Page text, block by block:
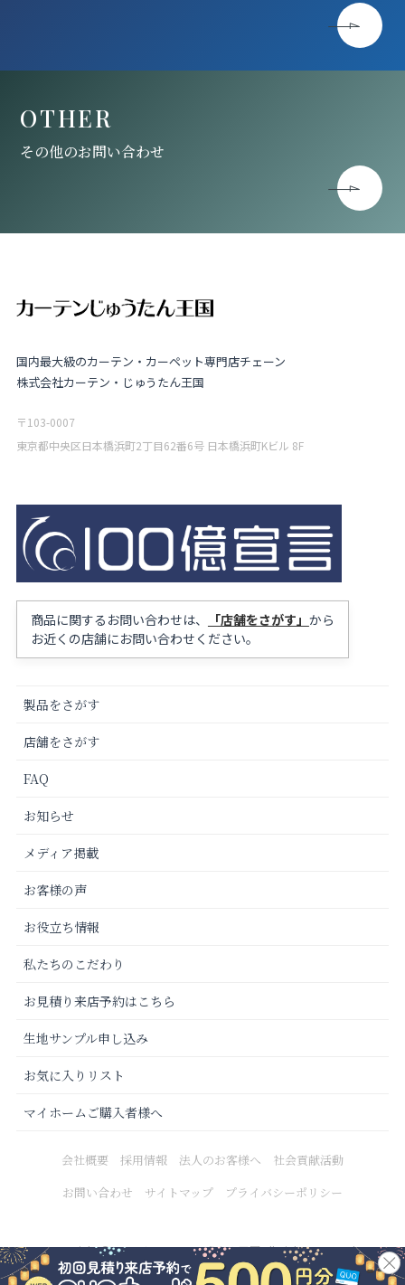
OTHER
その他のお問い合わせ
国内最大級のカーテン・カーペット専門店チェーン
株式会社カーテン・じゅうたん王国
〒103-0007
東京都中央区日本橋浜町2丁目62番6号 日本橋浜町Kビル 8F
商品に関するお問い合わせは、 「店舗をさがす」 から
お近くの店舗にお問い合わせください。
製品をさがす
店舗をさがす
FAQ
お知らせ
メディア掲載
お客様の声
お役立ち情報
私たちのこだわり
お見積り来店予約はこちら
生地サンプル申し込み
お気に入りリスト
マイホームご購入者様へ
会社概要 採用情報 法人のお客様へ
社会貢献活動
お問い合わせ
サイトマップ プライバシーポリシー
Copyright © 2021 カーテンじゅうたん王国 All Rights Reserved.